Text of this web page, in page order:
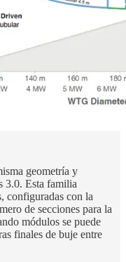
geometría y
3.0. Esta familia
configuradas con la
de secciones para la
módulos se puede
finales de buje entre